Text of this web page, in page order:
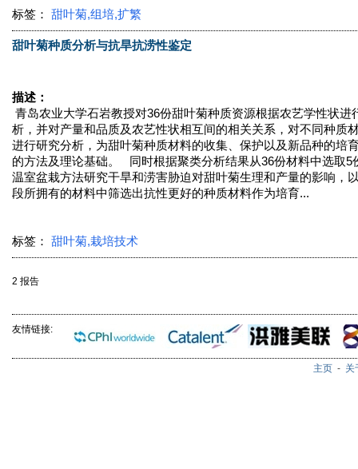
标签： 甜叶菊,组培,扩繁
甜叶菊种质分析与抗旱抗涝性鉴定
描述：
青岛农业大学石岩教授对36份甜叶菊种质资源根据农艺学性状进
析，并对产量和品质及农艺性状相互间的相关关系，对不同种质
进行研究分析，为甜叶菊种质材料的收集、保护以及新品种的培
的方法及理论基础。 同时根据聚类分析结果从36份材料中选取5
温室盆栽方法研究干旱和涝害胁迫对甜叶菊生理和产量的影响，
段所拥有的材料中筛选出抗性更好的种质材料作为培育...
标签： 甜叶菊,栽培技术
2 报告
友情链接:
主页 - 关